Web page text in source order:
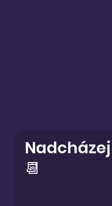
📆